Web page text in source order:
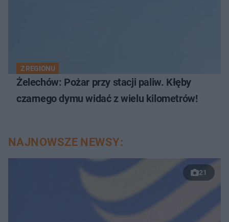
Z REGIONU
Żelechów: Pożar przy stacji paliw. Kłęby
czarnego dymu widać z wielu kilometrów!
NAJNOWSZE NEWSY:
21